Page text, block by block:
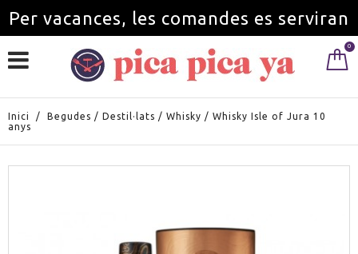
Per vacances, les comandes es serviran
a partir de l'1 de setembre.
0
Inici / Begudes / Destil·lats / Whisky / Whisky Isle of Jura 10
anys